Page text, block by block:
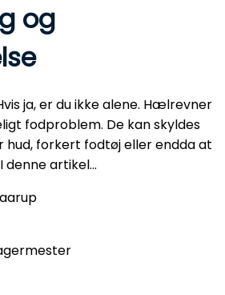
og
ja, er du ikke alene. Hælrevner
fodproblem. De kan skyldes
hud, forkert fodtøj eller endda at
denne artikel...